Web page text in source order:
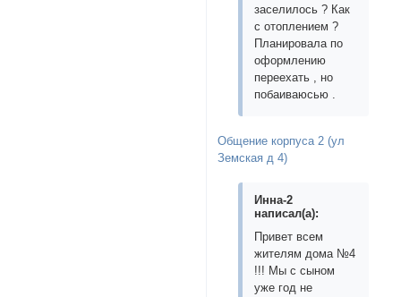
заселилось ? Как
с отоплением ?
Планировала по
оформлению
переехать , но
побаиваюсью .
Общение корпуса 2 (ул
Земская д 4)
Инна-2
написал(а):
Привет всем
жителям дома №4
!!! Мы с сыном
уже год не